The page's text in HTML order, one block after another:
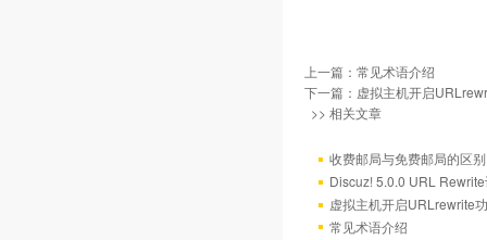
上一篇： 常见术语介绍
下一篇： 虚拟主机开启
>> 相关文章
收费邮局与免费邮局的区别
Discuz! 5.0.0 URL
虚拟主机开启URLrewrite
常见术语介绍